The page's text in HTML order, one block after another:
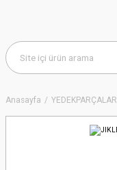
Anasayfa YEDEKPARÇALAR